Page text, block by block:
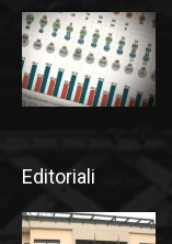
Editoriali